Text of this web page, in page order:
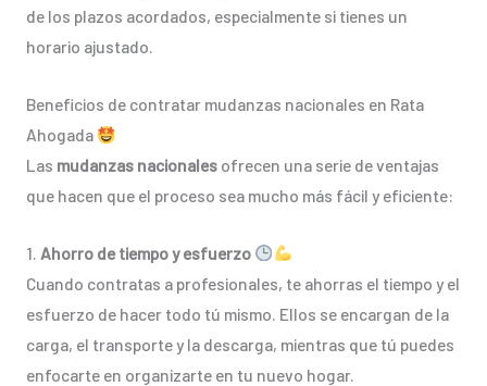
de los plazos acordados, especialmente si tienes un
horario ajustado.
Beneficios de contratar mudanzas nacionales en Rata
Ahogada
Las mudanzas nacionalesofrecen una serie de ventajas
que hacen que el proceso sea mucho más fácil y eficiente:
1. Ahorro de tiempo y esfuerzo
Cuando contratas a profesionales, te ahorras el tiempo y el
esfuerzo de hacer todo tú mismo. Ellos se encargan de la
carga, el transporte y la descarga, mientras que tú puedes
enfocarte en organizarte en tu nuevo hogar.